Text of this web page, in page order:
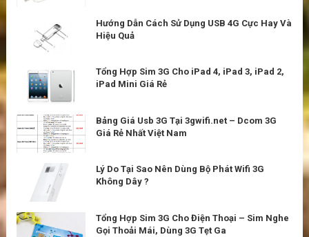
Hướng Dẫn Cách Sử Dụng USB 4G Cực Hay Và
Hiệu Quả
Tổng Hợp Sim 3G Cho iPad 4, iPad 3, iPad 2,
iPad Mini Giá Rẻ
Bảng Giá Usb 3G Tại 3gwifi.net – Dcom 3G
Giá Rẻ Nhất Việt Nam
Lý Do Tại Sao Nên Dùng Bộ Phát Wifi 3G
Không Dây ?
Tổng Hợp Sim 3G Cho Điện Thoại – Sim Nghe
Gọi Thoải Mái, Dùng 3G Tẹt Ga